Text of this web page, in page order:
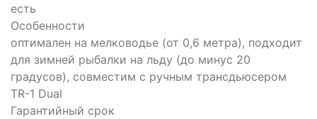
есть
Особенности
оптимален на мелководье (от 0,6 метра), подходит
для зимней рыбалки на льду (до минус 20
градусов), совместим с ручным трансдьюсером
TR-1 Dual
Гарантийный срок